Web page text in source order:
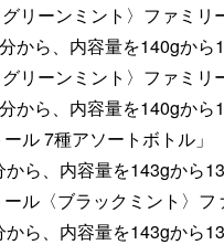
リーンミント〉ファミリ
から、内容量を140gから
リーンミント〉ファミリ
から、内容量を140gから
ル 7種アソートボトル」
ら、内容量を143gから
ル〈ブラックミント〉フ
ら、内容量を143gから